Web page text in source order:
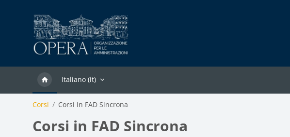
Italiano ‎(it)‎
Corsi Corsi in FAD Sincrona
Corsi in FAD Sincrona